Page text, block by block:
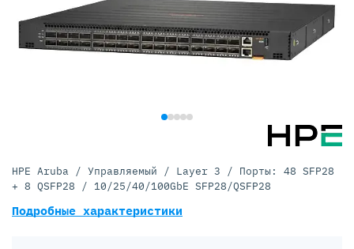
HPE Aruba / Управляемый / Layer 3 / Порты: 48 SFP28
+ 8 QSFP28 / 10/25/40/100GbE SFP28/QSFP28
Подробные характеристики